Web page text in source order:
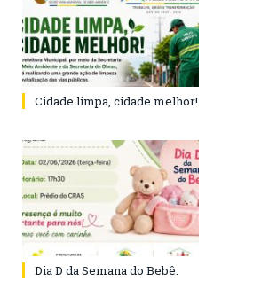
Cidade limpa, cidade melhor!
Dia D da Semana do Bebê.